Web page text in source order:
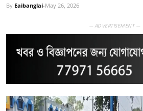
By Eaibanglai-May 26, 2026
— ADVERTISEMENT —